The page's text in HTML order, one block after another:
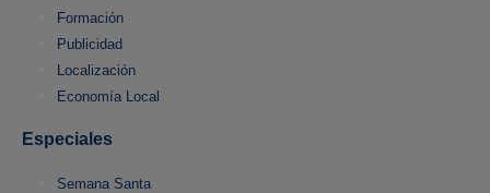
Formación
Publicidad
Localización
Economía Local
Especiales
Semana Santa